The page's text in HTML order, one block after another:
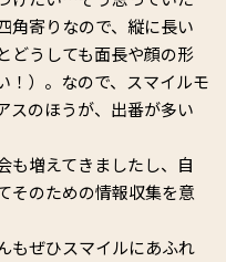
角寄りなので、縦に長い
どうしても面長や顔の形
！）。なので、スマイルモ
スのほうが、出番が多い
も増えてきましたし、自
そのための情報収集を意
もぜひスマイルにあふれ